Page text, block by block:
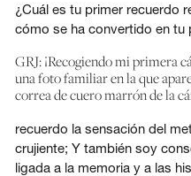
¿Cuál es tu primer recuerdo
cómo se ha convertido en tu
GRJ: ¡Recogiendo mi primera
una foto familiar en la que
correa de cuero marrón de la
recuerdo la sensación del
crujiente; Y también soy
ligada a la memoria y a las